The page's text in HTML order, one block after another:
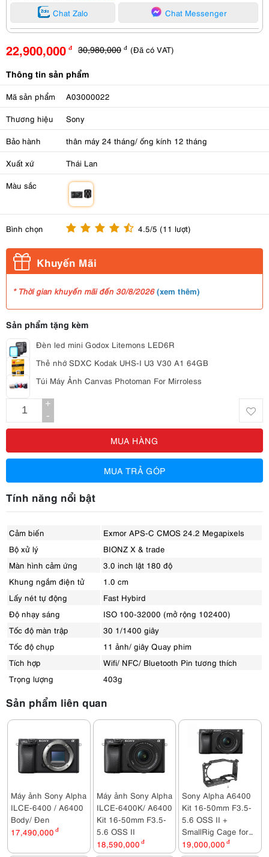
Chat Zalo Chat Messenger
22,900,000 đ 30,980,000 đ (Đã có VAT)
Thông tin sản phẩm
Mã sản phẩm A03000022
Thương hiệu Sony
Bảo hành thân máy 24 tháng/ ống kính 12 tháng
Xuất xứ Thái Lan
Màu sắc
Bình chọn 4.5/5 (11 lượt)
Khuyến Mãi
* Thời gian khuyến mãi đến 30/8/2026(xem thêm)
Sản phẩm tặng kèm
Đèn led mini Godox Litemons LED6R
Thẻ nhớ SDXC Kodak UHS-I U3 V30 A1 64GB
Túi Máy Ảnh Canvas Photoman For Mirroless
+
-
MUA HÀNG
MUA TRẢ GÓP
Tính năng nổi bật
Cảm biến
Exmor APS-C CMOS 24.2 Megapixels
Bộ xử lý
BIONZ X & trade
Màn hình cảm ứng
3.0 inch lật 180 độ
Khung ngắm điện tử
1.0 cm
Lấy nét tự động
Fast Hybird
Độ nhạy sáng
ISO 100-32000 (mở rộng 102400)
Tốc độ màn trập
30 1/1400 giây
Tốc độ chụp
11 ảnh/ giây Quay phim
Tích hợp
Wifi/ NFC/ Bluetooth Pin tương thích
Trọng lượng
403g
Sản phẩm liên quan
Máy ảnh Sony Alpha
ILCE-6400 / A6400
Body/ Đen
17,490,000 đ
Máy ảnh Sony Alpha
ILCE-6400K/ A6400
Kit 16-50mm F3.5-
5.6 OSS II
18,590,000 đ
Sony Alpha A6400
Kit 16-50mm F3.5-
5.6 OSS II +
SmallRig Cage for
Sony A6500,
19,000,000 đ